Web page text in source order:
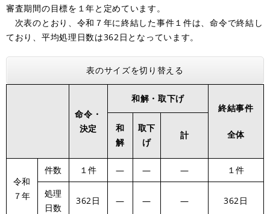
審査期間の目標を１年と定めています。
次表のとおり、令和７年に終結した事件１件は、命令で終結し
ており、平均処理日数は362日となっています。
表のサイズを切り替える
命令・
決定
和解・取下げ
終結事件
全体
和
解
取下
げ
計
令和
７年
件数 １件 ― ― ― １件
処理
日数
362日 ― ― ― 362日